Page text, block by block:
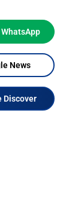
News
Discover